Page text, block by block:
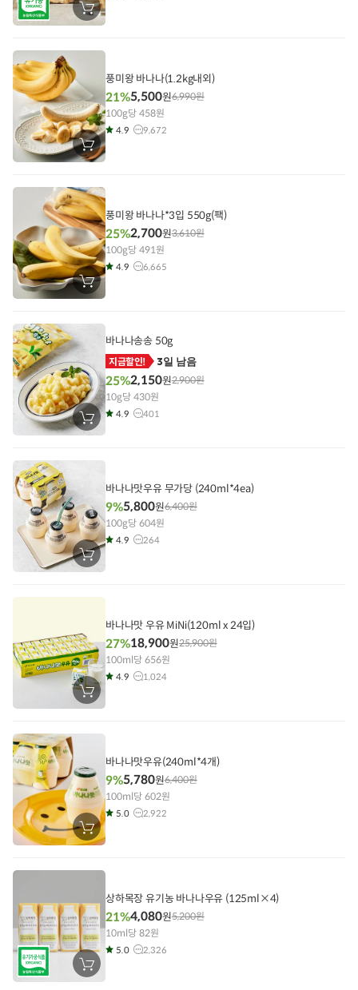
장
바
에
장
바
에
담
기
풍미왕 바나나(1.2kg내외)
21%5,500원6,990원
100g당 458원
4.9 9,672
장
바
에
풍미왕 바나나*3입 550g(팩)
25%2,700원3,610원
100g당 491원
4.9 6,665
장
바
바나나송송 50g
지금할인! 3일 남음
25%2,150원2,900원
10g당 430원
4.9 401
장
바
에
바나나맛우유 무가당 (240ml*4ea)
9%5,800원6,400원
100g당 604원
4.9 264
장
바
에
바나나맛 우유 MiNi(120ml x 24입)
27%18,900원25,900원
100ml당 656원
4.9 1,024
장
바
에
바나나맛우유(240ml*4개)
9%5,780원6,400원
100ml당 602원
5.0 2,922
장
바
상하목장 유기농 바나나우유 (125ml×4)
21%4,080원5,200원
10ml당 82원
5.0 2,326